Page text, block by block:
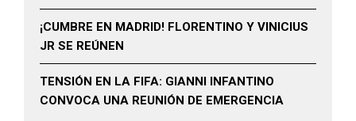
¡CUMBRE EN MADRID! FLORENTINO Y VINICIUS
JR SE REÚNEN
TENSIÓN EN LA FIFA: GIANNI INFANTINO
CONVOCA UNA REUNIÓN DE EMERGENCIA